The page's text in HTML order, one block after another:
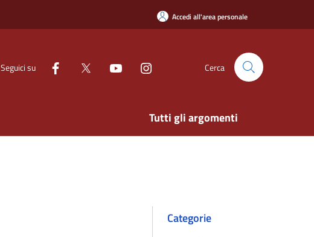
Accedi all'area personale
Seguici su Cerca
Tutti gli argomenti
Categorie